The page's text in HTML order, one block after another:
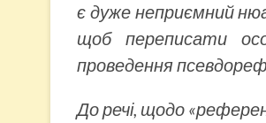
є дуже неприємний
щоб переписати
проведення
До речі, щодо